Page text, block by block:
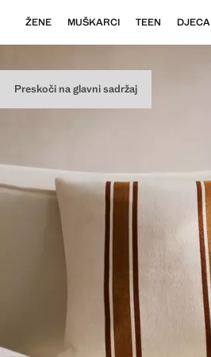
Preskoči na glavni sadržaj
ŽENE MUŠKARCI TEEN DJECA